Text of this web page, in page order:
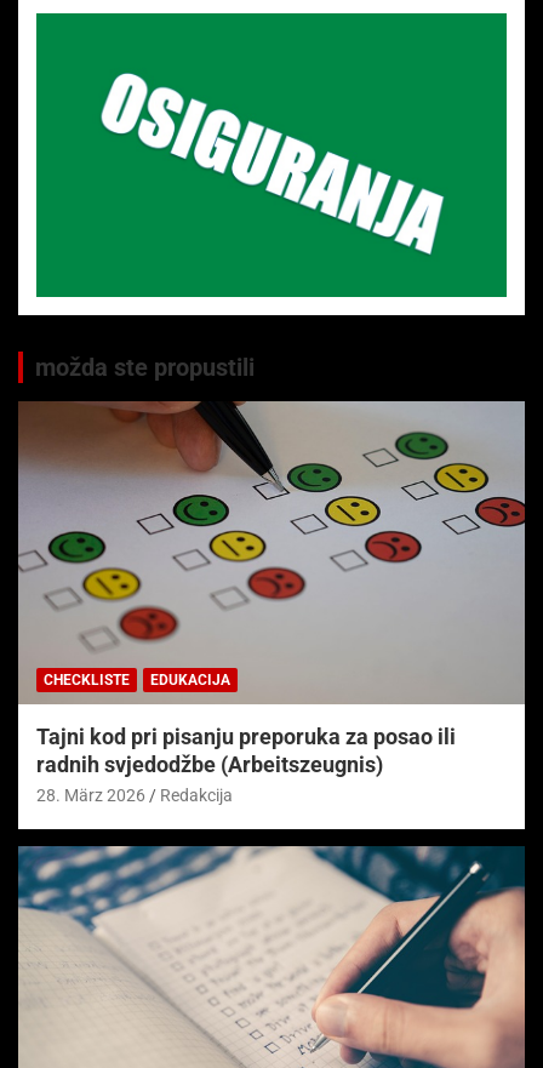
možda ste propustili
CHECKLISTE EDUKACIJA
Tajni kod pri pisanju preporuka za posao ili
radnih svjedodžbe (Arbeitszeugnis)
28. März 2026 Redakcija